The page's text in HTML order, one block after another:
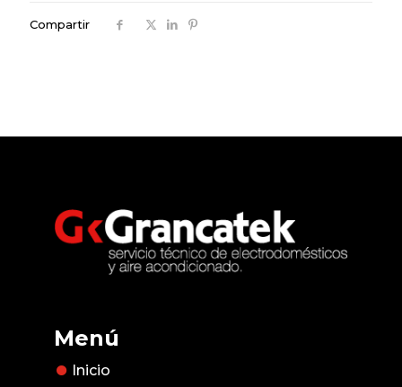
Compartir
Menú
Inicio